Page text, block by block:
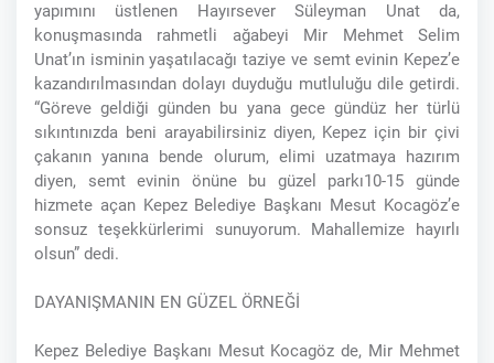
yapımını üstlenen Hayırsever Süleyman Unat da,
konuşmasında rahmetli ağabeyi Mir Mehmet Selim
Unat’ın isminin yaşatılacağı taziye ve semt evinin Kepez’e
kazandırılmasından dolayı duyduğu mutluluğu dile getirdi.
“Göreve geldiği günden bu yana gece gündüz her türlü
sıkıntınızda beni arayabilirsiniz diyen, Kepez için bir çivi
çakanın yanına bende olurum, elimi uzatmaya hazırım
diyen, semt evinin önüne bu güzel parkı10-15 günde
hizmete açan Kepez Belediye Başkanı Mesut Kocagöz’e
sonsuz teşekkürlerimi sunuyorum. Mahallemize hayırlı
olsun” dedi.
DAYANIŞMANIN EN GÜZEL ÖRNEĞİ
Kepez Belediye Başkanı Mesut Kocagöz de, Mir Mehmet